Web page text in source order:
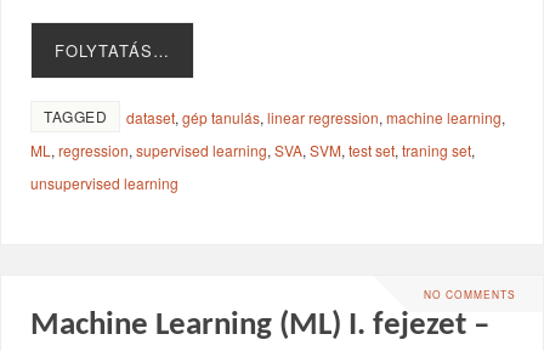
FOLYTATÁS…
TAGGED dataset,gép tanulás,linear regression,machine learning,
ML ,regression,supervised learning,SVA,SVM,test set,traning set,
unsupervised learning
NO COMMENTS
Machine Learning (ML) I. fejezet –